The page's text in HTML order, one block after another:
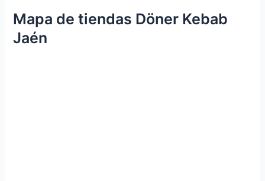
Mapa de tiendas Döner Kebab
Jaén